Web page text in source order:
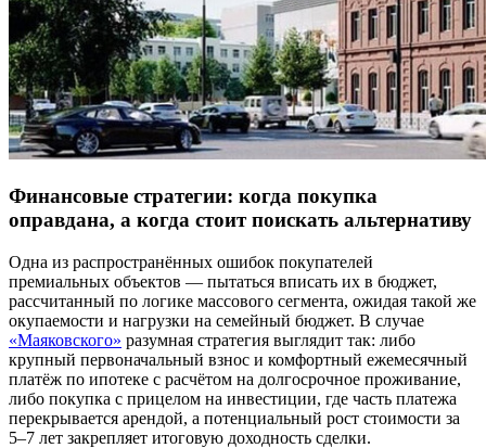
Финансовые стратегии: когда покупка
оправдана, а когда стоит поискать альтернативу
Одна из распространённых ошибок покупателей
премиальных объектов — пытаться вписать их в бюджет,
рассчитанный по логике массового сегмента, ожидая такой же
окупаемости и нагрузки на семейный бюджет. В случае
«Маяковского» разумная стратегия выглядит так: либо
крупный первоначальный взнос и комфортный ежемесячный
платёж по ипотеке с расчётом на долгосрочное проживание,
либо покупка с прицелом на инвестиции, где часть платежа
перекрывается арендой, а потенциальный рост стоимости за
5–7 лет закрепляет итоговую доходность сделки.